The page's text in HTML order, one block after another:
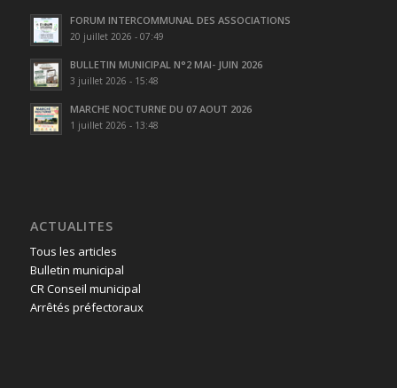
FORUM INTERCOMMUNAL DES ASSOCIATIONS
20 juillet 2026 - 07:49
BULLETIN MUNICIPAL N°2 MAI- JUIN 2026
3 juillet 2026 - 15:48
MARCHE NOCTURNE DU 07 AOUT 2026
1 juillet 2026 - 13:48
ACTUALITES
Tous les articles
Bulletin municipal
CR Conseil municipal
Arrêtés préfectoraux